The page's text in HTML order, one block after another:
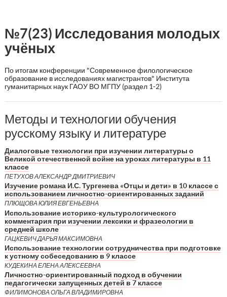
№7(23) Исследования молодых
учёных
По итогам конференции "Современное филологическое
образование в исследованиях магистрантов" Института
гуманитарных наук ГАОУ ВО МГПУ (раздел 1-2)
Методы и технологии обучения
русскому языку и литературе
Диалоговые технологии при изучении литературы о
Великой отечественной войне на уроках литературы в 11
классе
ПЕТУХОВ АЛЕКСАНДР ДМИТРИЕВИЧ
Изучение романа И.С. Тургенева «Отцы и дети» в 10 классе с
использованием личностно-ориентированных заданий
ПЛЮЩОВА ЮЛИЯ ЕВГЕНЬЕВНА
Использование историко-культурологического
комментария при изучении лексики и фразеологии в
средней школе
ГАЦКЕВИЧ ДАРЬЯ МАКСИМОВНА
Использование технологии сотрудничества при подготовке
к устному собеседованию в 9 классе
КУДЕКИНА ЕЛЕНА АЛЕКСЕЕВНА
Личностно-ориентированный подход в обучении
педагогически запущенных детей в 7 классе
ФИЛИМОНОВА ОЛЬГА ВЛАДИМИРОВНА